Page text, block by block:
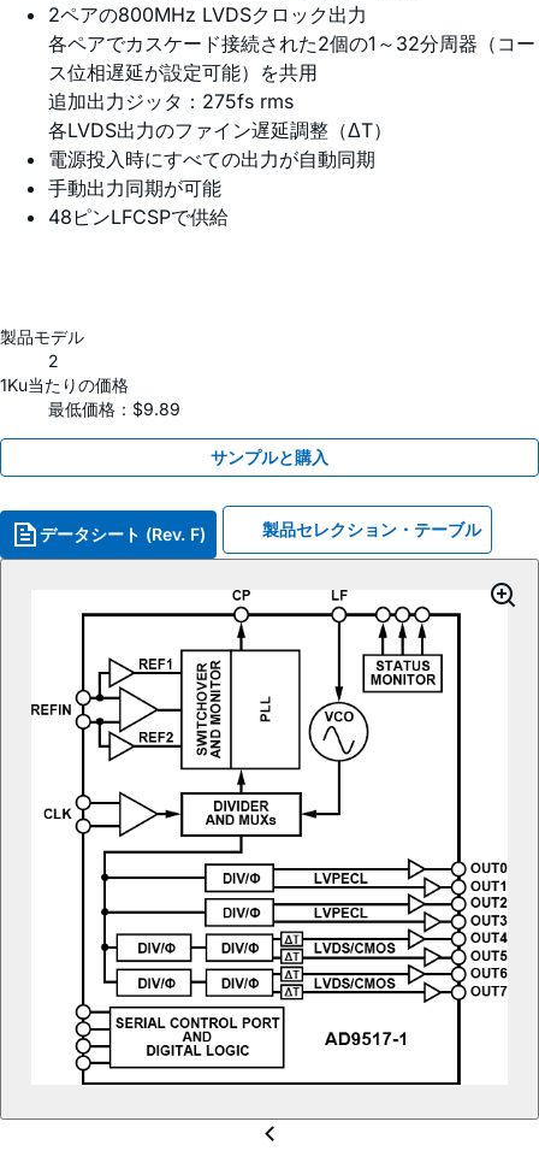
2ペアの800MHz LVDSクロック出力
各ペアでカスケード接続された2個の1～32分周器（コー
ス位相遅延が設定可能）を共用
追加出力ジッタ：275fs rms
各LVDS出力のファイン遅延調整（ΔT）
電源投入時にすべての出力が自動同期
手動出力同期が可能
48ピンLFCSPで供給
製品モデル
2
1Ku当たりの価格
最低価格：$9.89
サンプルと購入
データシート (Rev. F) 製品セレクション・テーブル